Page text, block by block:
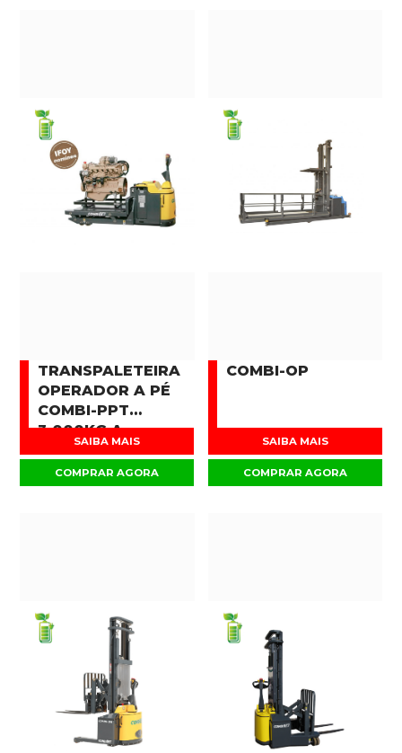
TRANSPALETEIRA
OPERADOR A PÉ
COMBI-PPT
3.000KG A
16.000KG
SAIBA MAIS
COMPRAR AGORA
COMBI-OP
SAIBA MAIS
COMPRAR AGORA